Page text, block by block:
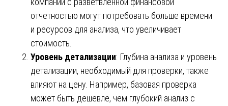
отчетностью могут потребовать больше времени
и ресурсов для анализа, что увеличивает
стоимость.
Уровень детализации: Глубина анализа и уровень
детализации, необходимый для проверки, также
влияют на цену. Например, базовая проверка
может быть дешевле, чем глубокий анализ с